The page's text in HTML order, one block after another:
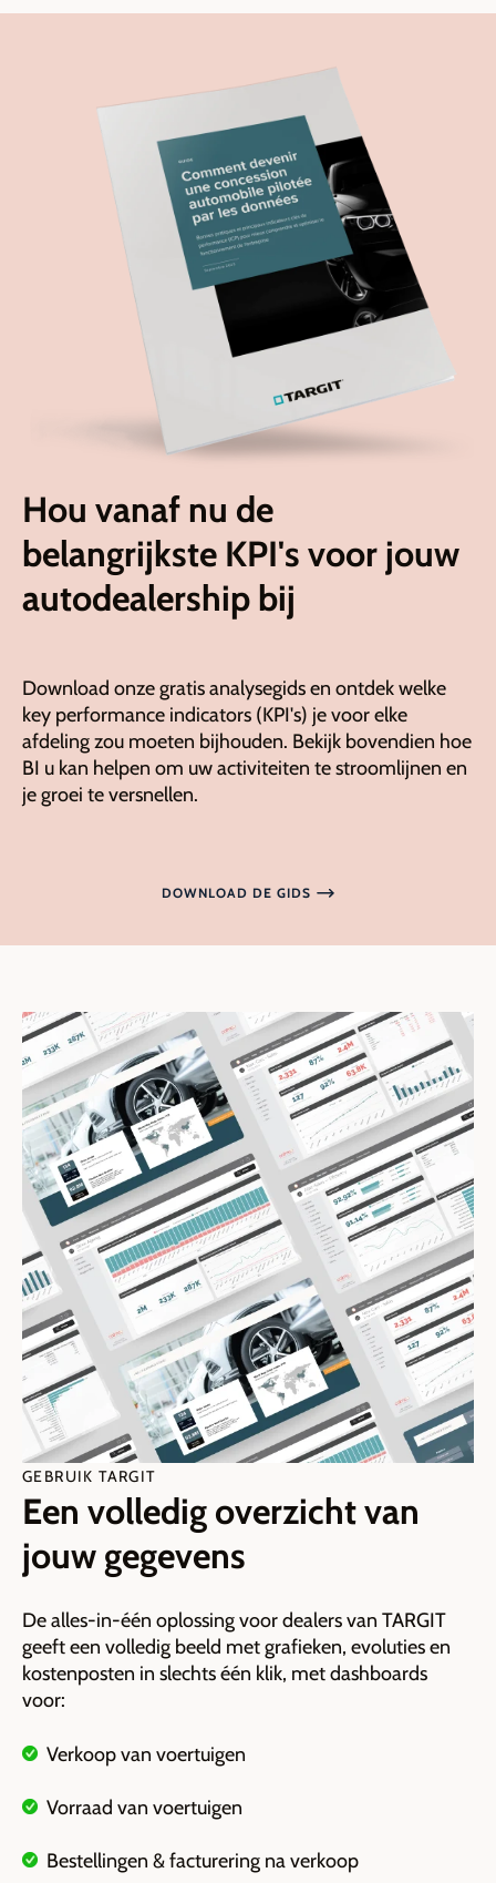
Hou vanaf nu de
belangrijkste KPI's voor jouw
autodealership bij
Download onze gratis analysegids en ontdek welke
key performance indicators (KPI's) je voor elke
afdeling zou moeten bijhouden. Bekijk bovendien hoe
BI u kan helpen om uw activiteiten te stroomlijnen en
je groei te versnellen.
DOWNLOAD DE GIDS
GEBRUIK TARGIT
Een volledig overzicht van
jouw gegevens
De alles-in-één oplossing voor dealers van TARGIT
geeft een volledig beeld met grafieken, evoluties en
kostenposten in slechts één klik, met dashboards
voor:
Verkoop van voertuigen
Vorraad van voertuigen
Bestellingen & facturering na verkoop